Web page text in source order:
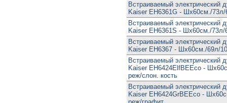
Встраиваемый электрический
Kaiser EH6361G - Шx60см./
Встраиваемый электрический
Kaiser EH6361S - Шx60см./73л/
Встраиваемый электрический
Kaiser EH6367 - Шx60см./69л/
Встраиваемый электрический
Kaiser EH6424ElfBEEco -
реж/слон. кость
Встраиваемый электрический
Kaiser EH6424GrBEEco -